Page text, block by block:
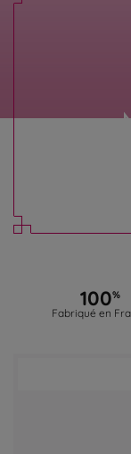
100%
Fabriqué en